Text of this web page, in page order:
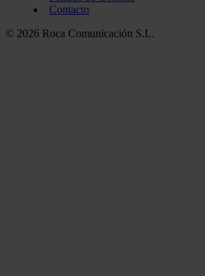
Contacto
© 2026 Roca Comunicación S.L.